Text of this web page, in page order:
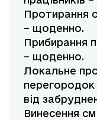
Протирання
– щоденно.
Прибирання
– щоденно.
Локальне
перегородок
від
Винесення